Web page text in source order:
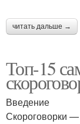
читать дальше →
Топ-15
Введение
Скороговорки —